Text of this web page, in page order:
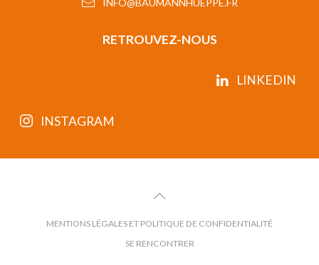
INFO@BAUMANNHUEPPE.FR
RETROUVEZ-NOUS
LINKEDIN
INSTAGRAM
MENTIONS LÉGALES ET POLITIQUE DE CONFIDENTIALITÉ
SE RENCONTRER